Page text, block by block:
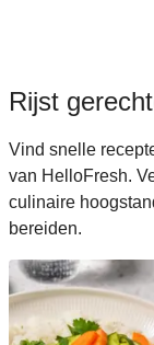
Rijst
Vind snelle
van HelloFresh.
culinaire
bereiden.